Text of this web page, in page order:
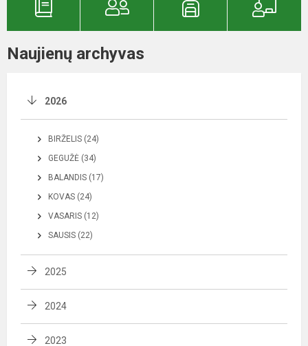
Naujienų archyvas
2026
BIRŽELIS (24)
GEGUŽĖ (34)
BALANDIS (17)
KOVAS (24)
VASARIS (12)
SAUSIS (22)
2025
2024
2023